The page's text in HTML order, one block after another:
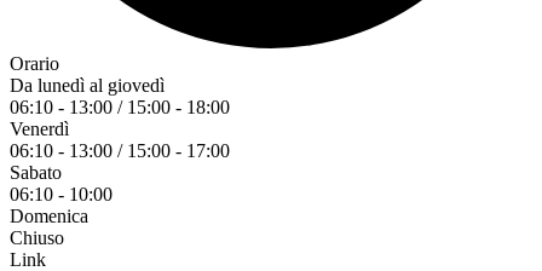
Orario
Da lunedì al giovedì
06:10 - 13:00 / 15:00 - 18:00
Venerdì
06:10 - 13:00 / 15:00 - 17:00
Sabato
06:10 - 10:00
Domenica
Chiuso
Link